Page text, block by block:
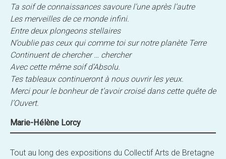
Ta soif de connaissances savoure l’une après l’autre
Les merveilles de ce monde infini.
Entre deux plongeons stellaires
N’oublie pas ceux qui comme toi sur notre planète Terre
Continuent de chercher … chercher
Avec cette même soif d’Absolu.
Tes tableaux continueront à nous ouvrir les yeux.
Merci pour le bonheur de t’avoir croisé dans cette quête de
l’Ouvert.
Marie-Hélène Lorcy
Tout au long des expositions du Collectif Arts de Bretagne